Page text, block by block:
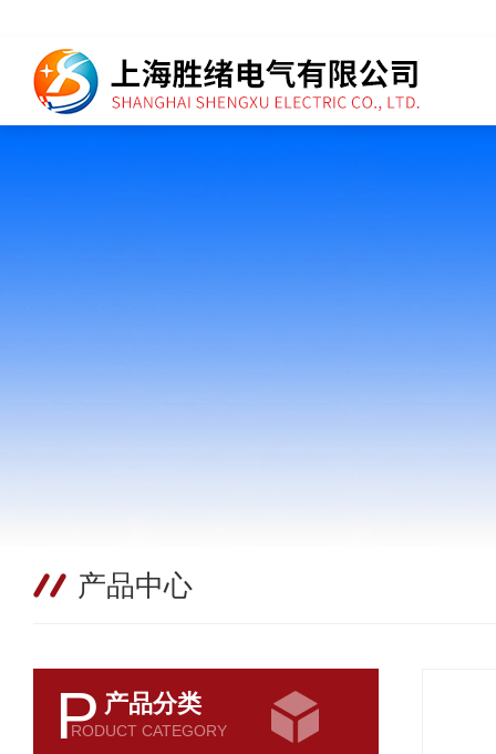
产品中心
P 产品分类
RODUCT CATEGORY